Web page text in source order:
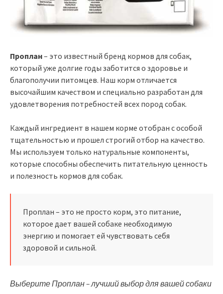
Проплан– это известный бренд кормов для собак,
который уже долгие годы заботится о здоровье и
благополучии питомцев. Наш корм отличается
высочайшим качеством и специально разработан для
удовлетворения потребностей всех пород собак.
Каждый ингредиент в нашем корме отобран с особой
тщательностью и прошел строгий отбор на качество.
Мы используем только натуральные компоненты,
которые способны обеспечить питательную ценность
и полезность кормов для собак.
Проплан – это не просто корм, это питание,
которое дает вашей собаке необходимую
энергию и помогает ей чувствовать себя
здоровой и сильной.
Выберите Проплан – лучший выбор для вашей собаки